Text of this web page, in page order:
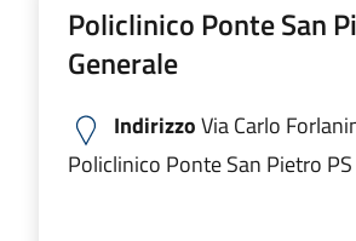
Policlinico Ponte San
Generale
IndirizzoVia Carlo
Policlinico Ponte San Pietro PS